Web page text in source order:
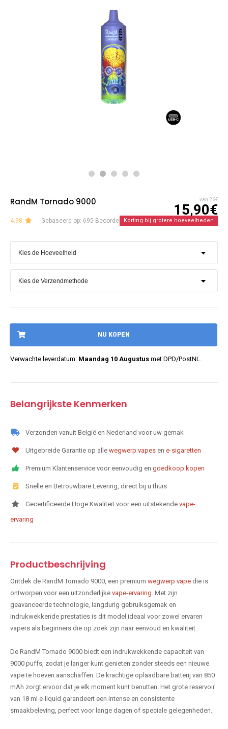
RandM Tornado 9000 van 26€
15,90€
4.98 Gebaseerd op: 695 BeoordelingenKorting bij grotere hoeveelheden
NU KOPEN
Verwachte leverdatum: Maandag 10 Augustus met DPD/PostNL.
Belangrijkste Kenmerken
Verzonden vanuit België en Nederland voor uw gemak
Uitgebreide Garantie op alle wegwerp vapes en e-sigaretten
Premium Klantenservice voor eenvoudig en goedkoop kopen
Snelle en Betrouwbare Levering, direct bij u thuis
Gecertificeerde Hoge Kwaliteit voor een uitstekende vape-
ervaring
Productbeschrijving
Ontdek de RandM Tornado 9000, een premium wegwerp vape die is
ontworpen voor een uitzonderlijke vape-ervaring . Met zijn
geavanceerde technologie, langdurig gebruiksgemak en
indrukwekkende prestaties is dit model ideaal voor zowel ervaren
vapers als beginners die op zoek zijn naar eenvoud en kwaliteit.
De RandM Tornado 9000 biedt een indrukwekkende capaciteit van
9000 puffs, zodat je langer kunt genieten zonder steeds een nieuwe
vape te hoeven aanschaffen. De krachtige oplaadbare batterij van 850
mAh zorgt ervoor dat je elk moment kunt benutten. Het grote reservoir
van 18 ml e-liquid garandeert een intense en consistente
smaakbeleving, perfect voor lange dagen of speciale gelegenheden.